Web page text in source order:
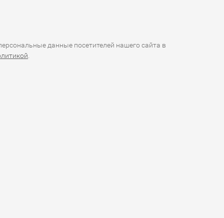
данные посетителей нашего сайта в